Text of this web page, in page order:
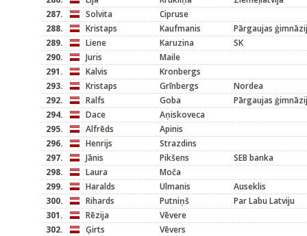
287.
Solvita
Cipruse
288.
Kristaps Kaufmanis
Pārgaujas
289.
Liene Karuzina
SK
290.
Juris
Maile
291.
Kalvis
Kronbergs
293.
Kristaps Grīnbergs
Nordea
292.
Ralfs Goba
Pārgaujas
294.
Dace
Aņiskoveca
295.
Alfrēds
Apinis
296.
Henrijs
Strazdins
297.
Jānis Pikšens
SEB banka
298.
Laura
Moča
299.
Haralds Ulmanis
Auseklis
300.
Rihards Putniņš
Par Labu Latviju
301.
Rēzija
Vēvere
302.
Ģirts
Vēvers